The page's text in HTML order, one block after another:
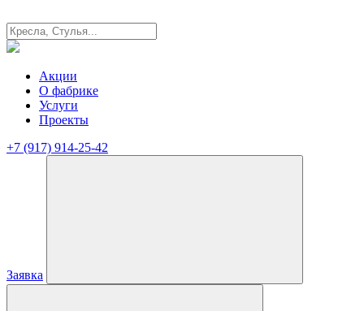
Акции
О фабрике
Услуги
Проекты
+7 (917) 914-25-42
Заявка